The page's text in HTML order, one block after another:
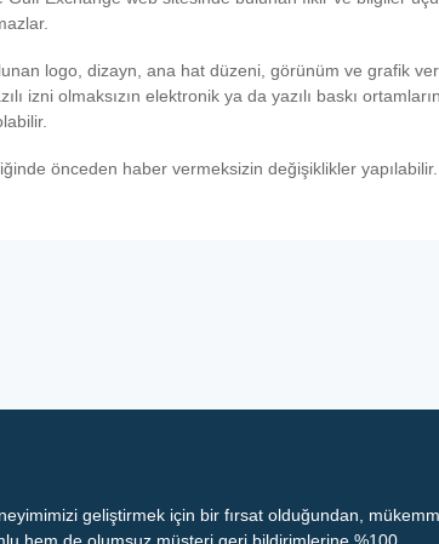
logo, dizayn, ana hat düzeni, görünüm ve grafik
izni olmaksızın elektronik ya da yazılı baskı
önceden haber vermeksizin değişiklikler yapılabilir.
geliştirmek için bir fırsat olduğundan,